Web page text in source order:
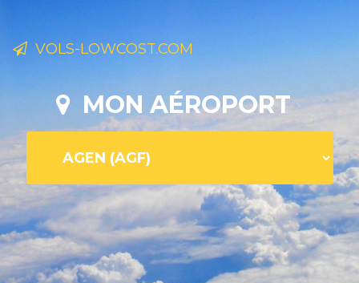
VOLS-LOWCOST.COM
MON AÉROPORT